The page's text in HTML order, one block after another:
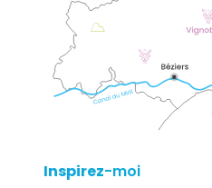
Inspirez-moi